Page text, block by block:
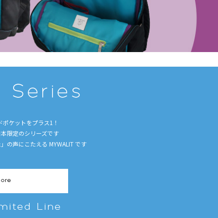
ケットをプラス1！
限定のシリーズです
の声にこたえるMYWALIT です